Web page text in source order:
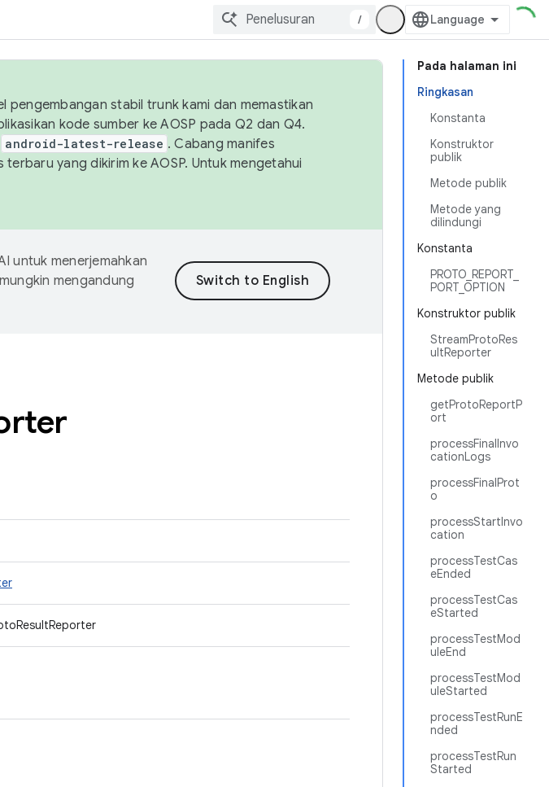
/
Pada halaman ini
Ringkasan
Konstanta
Konstruktor
publik
Metode publik
Metode yang
dilindungi
Konstanta
PROTO_REPORT_
PORT_OPTION
Konstruktor publik
StreamProtoRes
ultReporter
Metode publik
getProtoReportP
ort
processFinalInvo
cationLogs
processFinalProt
o
processStartInvo
cation
processTestCas
eEnded
processTestCas
eStarted
processTestMod
uleEnd
processTestMod
uleStarted
processTestRunE
nded
processTestRun
Started
pengembangan stabil trunk kami dan memastikan
kode sumber ke AOSP pada Q2 dan Q4.
android-latest-release . Cabang manifes
terbaru yang dikirim ke AOSP. Untuk mengetahui
untuk menerjemahkan
mengandung